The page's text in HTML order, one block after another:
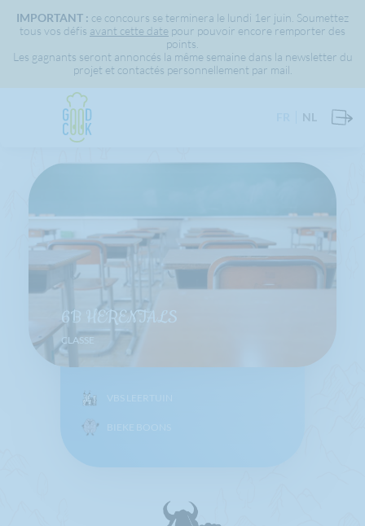
IMPORTANT : ce concours se terminera le lundi 1er juin. Soumettez
tous vos défis avant cette date pour pouvoir encore remporter des
points.
Les gagnants seront annoncés la même semaine dans la newsletter du
projet et contactés personnellement par mail.
NL
6B HERENTALS
CLASSE
BIEKE BOONS